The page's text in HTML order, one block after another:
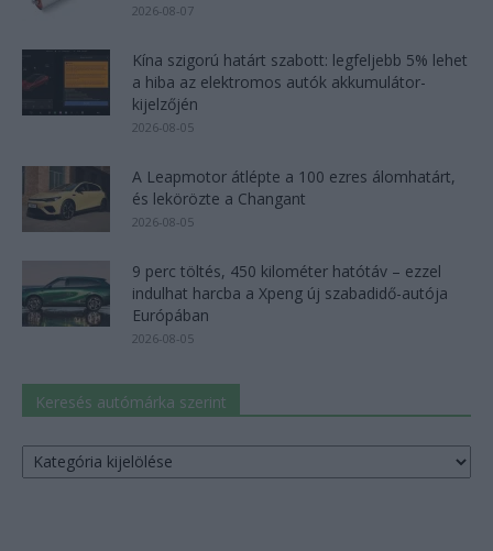
2026-08-07
Kína szigorú határt szabott: legfeljebb 5% lehet
a hiba az elektromos autók akkumulátor-
kijelzőjén
2026-08-05
A Leapmotor átlépte a 100 ezres álomhatárt,
és lekörözte a Changant
2026-08-05
9 perc töltés, 450 kilométer hatótáv – ezzel
indulhat harcba a Xpeng új szabadidő-autója
Európában
2026-08-05
Keresés autómárka szerint
Keresés
autómárka